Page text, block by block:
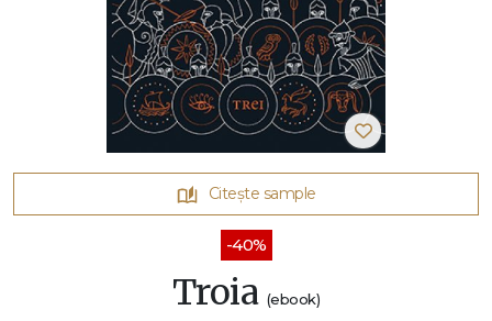
Citește sample
-40%
Troia (ebook)